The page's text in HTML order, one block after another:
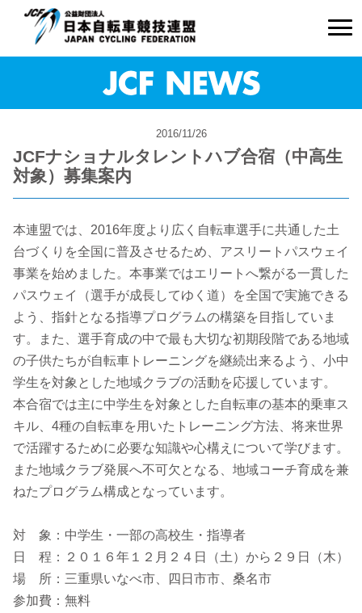
2016/11/26
JCFナショナルタレントハブ合宿（中高生
対象）募集案内
本連盟では、2016年度より広く自転車選手に共通した土
台づくりを全国に普及させるため、アスリートパスウェイ
事業を始めました。本事業ではエリートへ繋がる一貫した
パスウェイ（選手が成長してゆく道）を全国で実施できる
よう、指針となる指導プログラムの構築を目指していま
す。また、選手育成の中で最も大切な初期段階である地域
の子供たちが自転車トレーニングを継続出来るよう、小中
学生を対象とした地域クラブの活動を応援しています。
本合宿では主に中学生を対象とした自転車の基本的乗車ス
キル、4種の自転車を用いたトレーニング方法、将来世界
で活躍するために必要な知識や心構えについて学びます。
また地域クラブ発展へ不可欠となる、地域コーチ育成を兼
ねたプログラム構成となっています。
対 象：中学生・一部の高校生・指導者
日 程：２０１６年１２月２４日（土）から２９日（木）
場 所：三重県いなべ市、四日市市、桑名市
参加費：無料